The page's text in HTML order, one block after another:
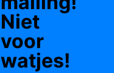
Niet
voor
watjes!